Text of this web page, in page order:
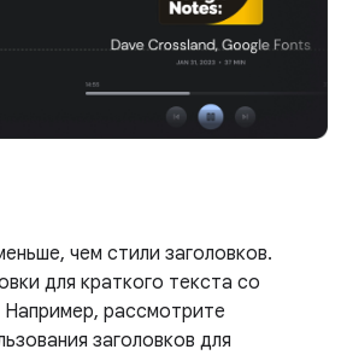
чем стили заголовков.
для краткого текста со
рассмотрите
заголовков для